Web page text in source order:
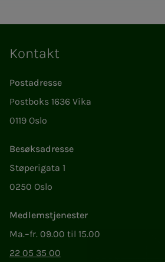
Kontakt
Postadresse
Postboks 1636 Vika
0119 Oslo
Besøksadresse
Støperigata 1
0250 Oslo
Medlemstjenester
Ma.–fr. 09.00 til 15.00
22 05 35 00